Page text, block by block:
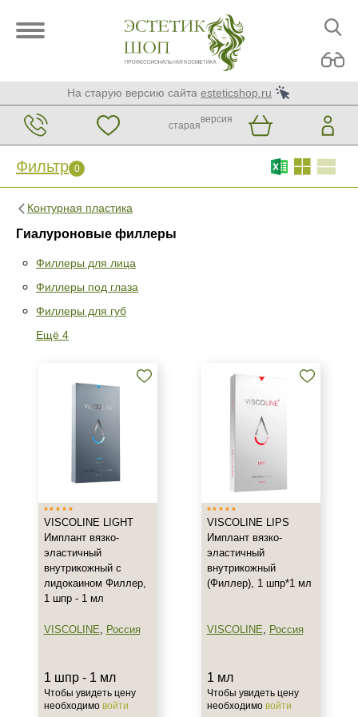
На старую версию сайта esteticshop.ru
старая
версия
Фильтр 0
Контурная пластика
Гиалуроновые филлеры
Филлеры для лица
Филлеры под глаза
Филлеры для губ
Ещё 4
Фильтр 0
Genyal
HONEYFILL
Показать еще
Страна
Англия
Венгрия
Тип товара
VISCOLINE LIGHT
Имплант вязко-
эластичный
внутрикожный с
лидокаином Филлер,
1 шпр - 1 мл
VISCOLINE, Россия
1 шпр - 1 мл
Чтобы увидеть цену
необходимо войти
VISCOLINE LIPS
Имплант вязко-
эластичный
внутрикожный
(Филлер), 1 шпр*1 мл
VISCOLINE, Россия
1 мл
Чтобы увидеть цену
необходимо войти